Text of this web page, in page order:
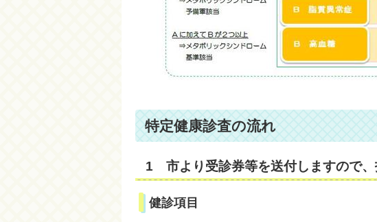
特定健康診査の流れ
1 市より受診券等を送付しますので、
健診項目